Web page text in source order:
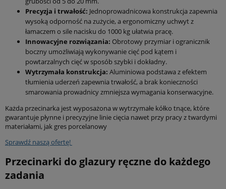
Precyzja i trwałość: Jednoprowadnicowa konstrukcja zapewnia
wysoką odporność na zużycie, a ergonomiczny uchwyt z
łamaczem o sile nacisku do 1000 kg ułatwia pracę.
Innowacyjne rozwiązania: Obrotowy przymiar i ogranicznik
boczny umożliwiają wykonywanie cięć pod kątem i
powtarzalnych cięć w sposób szybki i dokładny.
Wytrzymała konstrukcja: Aluminiowa podstawa z efektem
tłumienia uderzeń zapewnia trwałość, a brak konieczności
smarowania prowadnicy zmniejsza wymagania konserwacyjne.
Każda przecinarka jest wyposażona w wytrzymałe kółko tnące, które
gwarantuje płynne i precyzyjne linie cięcia nawet przy pracy z twardymi
materiałami, jak gres porcelanowy
Sprawdź naszą ofertę!
Przecinarki do glazury ręczne do każdego
zadania